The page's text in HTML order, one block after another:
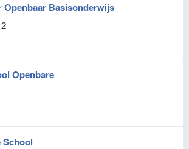
Basisonderwijs
Openbare
School